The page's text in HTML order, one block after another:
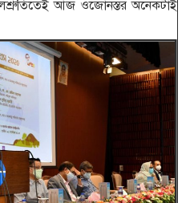
আজ ওজোনস্তর অনেকটাই